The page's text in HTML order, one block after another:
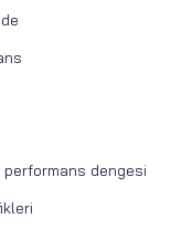
performans dengesi